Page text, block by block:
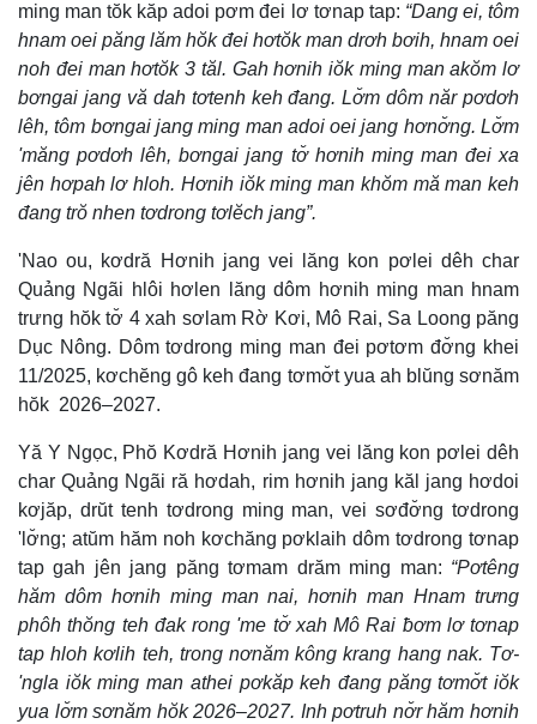
ming man tŏk kăp adoi pơm đei lơ tơnap tap: “Dang ei, tôm
hnam oei păng lăm hŏk đei hơtŏk man drơh bơih, hnam oei
noh đei man hơtŏk 3 tăl. Gah hơnih iŏk ming man akŏm lơ
bơngai jang vă dah tơtenh keh đang. Lơ̆m dôm năr pơdơh
lêh, tôm bơngai jang ming man adoi oei jang hơnơ̆ng. Lơ̆m
'măng pơdơh lêh, bơngai jang tơ̆ hơnih ming man đei xa
jên hơpah lơ hloh. Hơnih iŏk ming man khŏm mă man keh
đang trŏ nhen tơdrong tơlĕch jang”.
'Nao ou, kơdră Hơnih jang vei lăng kon pơlei dêh char
Quảng Ngãi hlôi hơlen lăng dôm hơnih ming man hnam
trưng hŏk tơ̆ 4 xah sơlam Rờ Kơi, Mô Rai, Sa Loong păng
Dục Nông. Dôm tơdrong ming man đei pơtơm đơ̆ng khei
11/2025, kơchĕng gô keh đang tơmơ̆t yua ah blŭng sơnăm
hŏk 2026–2027.
Yă Y Ngọc, Phŏ Kơdră Hơnih jang vei lăng kon pơlei dêh
char Quảng Ngãi ră hơdah, rim hơnih jang kăl jang hơdoi
kơjăp, drŭt tenh tơdrong ming man, vei sơđơ̆ng tơdrong
'lơ̆ng; atŭm hăm noh kơchăng pơklaih dôm tơdrong tơnap
tap gah jên jang păng tơmam drăm ming man: “Pơtêng
hăm dôm hơnih ming man nai, hơnih man Hnam trưng
phôh thŏng teh đak rong 'me tơ̆ xah Mô Rai ƀơm lơ tơnap
tap hloh kơlih teh, trong nơnăm kông krang hang nak. Tơ-
'ngla iŏk ming man athei pơkăp keh đang păng tơmơ̆t iŏk
yua lơ̆m sơnăm hŏk 2026–2027. Inh pơtruh nơ̆r hăm hơnih